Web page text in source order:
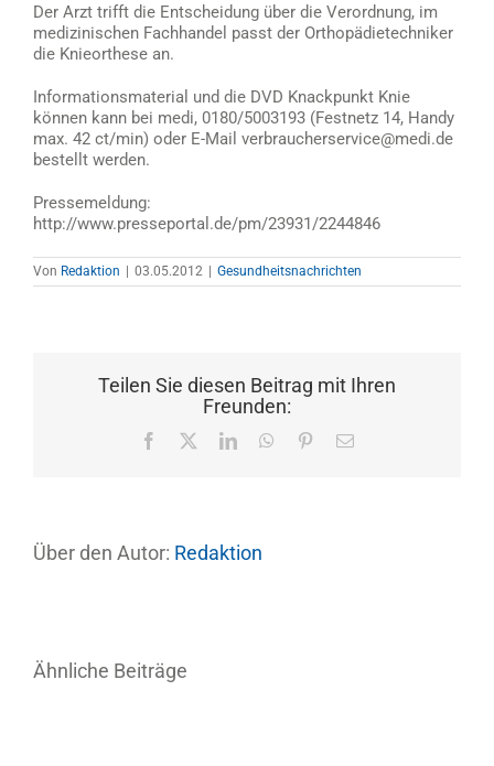
Der Arzt trifft die Entscheidung über die Verordnung, im
medizinischen Fachhandel passt der Orthopädietechniker
die Knieorthese an.
Informationsmaterial und die DVD Knackpunkt Knie
können kann bei medi, 0180/5003193 (Festnetz 14, Handy
max. 42 ct/min) oder E-Mail verbraucherservice@medi.de
bestellt werden.
Pressemeldung:
http://www.presseportal.de/pm/23931/2244846
Von Redaktion | 03.05.2012 | Gesundheitsnachrichten
Teilen Sie diesen Beitrag mit Ihren
Freunden:
Facebook LinkedInWhatsApp
Pinterest
E-
Über den Autor: Redaktion
Ähnliche Beiträge